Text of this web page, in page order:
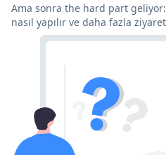
Ama sonra the hard part
nasıl yapılır ve daha fazla